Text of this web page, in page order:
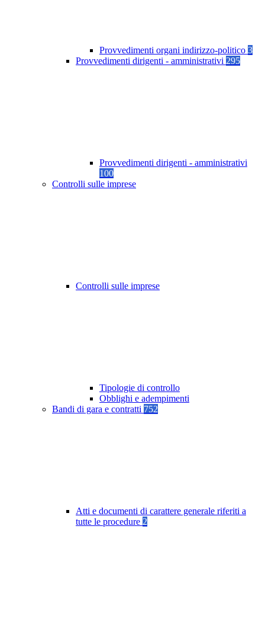
Provvedimenti organi indirizzo-politico 3
Provvedimenti dirigenti - amministrativi 295
Provvedimenti dirigenti - amministrativi
100
Controlli sulle imprese
Controlli sulle imprese
Tipologie di controllo
Obblighi e adempimenti
Bandi di gara e contratti 752
Atti e documenti di carattere generale riferiti a
tutte le procedure 2